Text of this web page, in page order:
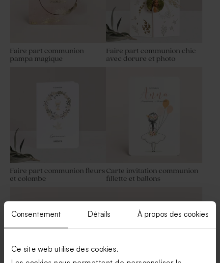
Consentement Détails À propos des cookies
Ce site web utilise des cookies.
Nouveautés
Faire part communion
pampa magique
Faire part communion chic
avec dorure et photo
Faire part communion fleurs
et colombe
Carte invitation communion
fillette et ballons